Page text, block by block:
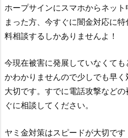
ホープサイン にスマホからネッ
まった方、今すぐに闇金対応に
料相談するしかありませんよ！
今現在被害に発展していなくて
かわかりませんので少しでも早
大切です。すでに電話攻撃など
ぐに相談してください。
ヤミ金対策はスピードが大切で